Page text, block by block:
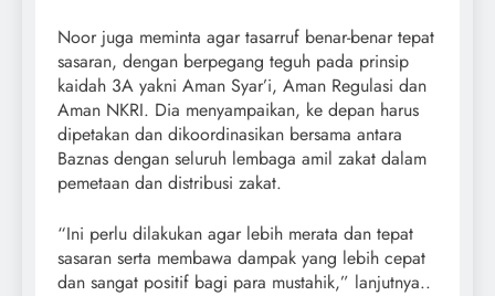
Noor juga meminta agar tasarruf benar-benar tepat
sasaran, dengan berpegang teguh pada prinsip
kaidah 3A yakni Aman Syar’i, Aman Regulasi dan
Aman NKRI. Dia menyampaikan, ke depan harus
dipetakan dan dikoordinasikan bersama antara
Baznas dengan seluruh lembaga amil zakat dalam
pemetaan dan distribusi zakat.
“Ini perlu dilakukan agar lebih merata dan tepat
sasaran serta membawa dampak yang lebih cepat
dan sangat positif bagi para mustahik,” lanjutnya..